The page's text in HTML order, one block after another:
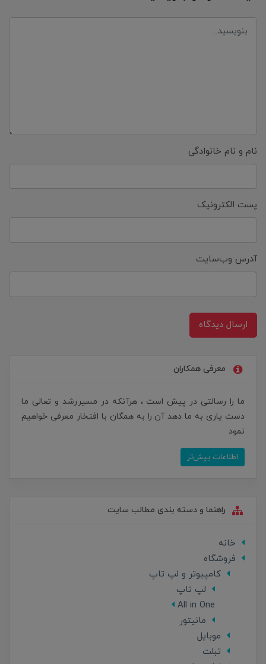
نام و نام خانوادگی
پست الکترونیک
آدرس وب‌سایت
ارسال دیدگاه
معرفی همکاران
ما را رسالتی در پیش است ، هرآنکه در مسیررشد و تعالی ما
دست یاری به ما دهد آن را به همگان با افتخار معرفی خواهیم
نمود
اطلاعات بیش‌تر
راهنما و دسته بندی مطالب سایت
خانه
فروشگاه
کامپیوتر و لپ تاپ
لپ تاپ
All in One
مانیتور
موبایل
تبلت